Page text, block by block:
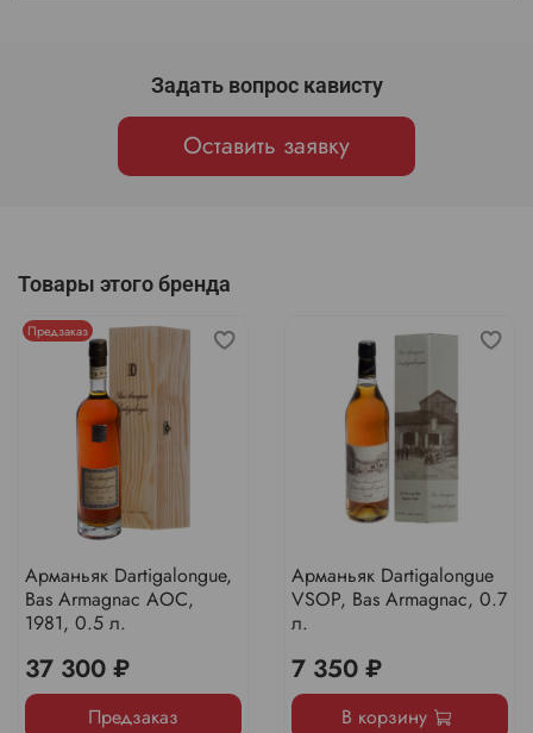
Задать вопрос кависту
Оставить заявку
Товары этого бренда
Предзаказ
Арманьяк Dartigalongue,
Bas Armagnac AOC,
1981, 0.5 л.
37 300 ₽
Предзаказ
Арманьяк Dartigalongue
VSOP, Bas Armagnac, 0.7
л.
7 350 ₽
В корзину